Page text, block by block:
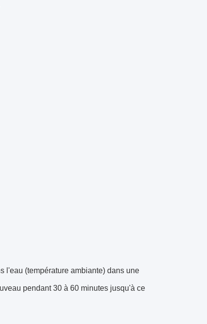
l'eau (température ambiante) dans une
pendant 30 à 60 minutes jusqu'à ce